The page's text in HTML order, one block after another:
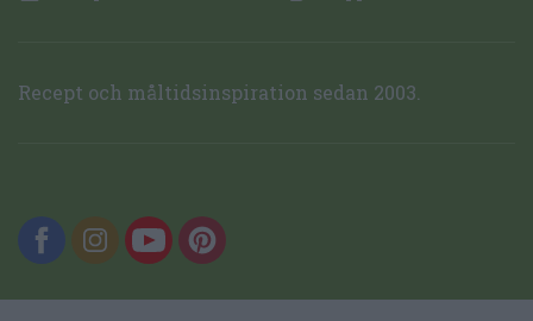
Recept och måltidsinspiration sedan 2003.